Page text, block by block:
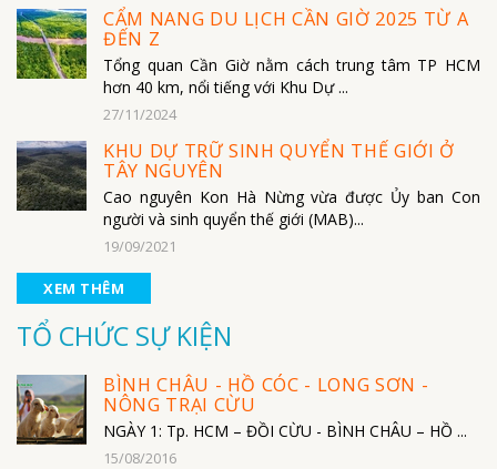
CẨM NANG DU LỊCH CẦN GIỜ 2025 TỪ A
ĐẾN Z
Tổng quan Cần Giờ nằm cách trung tâm TP HCM
hơn 40 km, nổi tiếng với Khu Dự ...
27/11/2024
KHU DỰ TRỮ SINH QUYỂN THẾ GIỚI Ở
TÂY NGUYÊN
Cao nguyên Kon Hà Nừng vừa được Ủy ban Con
người và sinh quyển thế giới (MAB)...
19/09/2021
XEM THÊM
TỔ CHỨC SỰ KIỆN
BÌNH CHÂU - HỒ CÓC - LONG SƠN -
NÔNG TRẠI CỪU
NGÀY 1: Tp. HCM – ĐỒI CỪU - BÌNH CHÂU – HỒ ...
15/08/2016